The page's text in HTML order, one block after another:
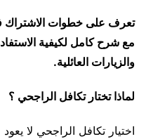
تعرف على خطوات
مع شرح كامل لكيفية
والزيارات العائلية.
لماذا تختار تكافل الراجحي ؟
اختيار تكافل الراجحي لا